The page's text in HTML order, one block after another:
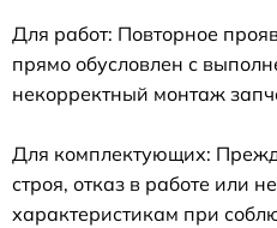
Для работ: Повторное
прямо обусловлен с
некорректный монтаж
Для комплектующих:
строя, отказ в работе или
характеристикам при